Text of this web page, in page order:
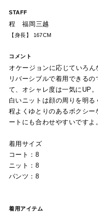
STAFF
程 福岡三越
【身長】 167CM
コメント
オケージョンに応じていろん
リバーシブルで着用できる
て、オシャレ度は一気にUP。
白いニットは顔の周りを明る
程よくゆとりのあるボクシー
ートにも合わせやすいですよ。
着用サイズ
コート：8
ニット：8
パンツ：8
着用アイテム